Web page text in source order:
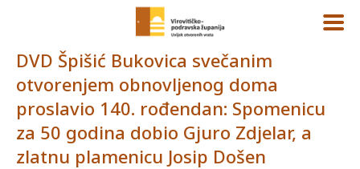
DVD Špišić Bukovica svečanim
otvorenjem obnovljenog doma
proslavio 140. rođendan: Spomenicu
za 50 godina dobio Gjuro Zdjelar, a
zlatnu plamenicu Josip Došen